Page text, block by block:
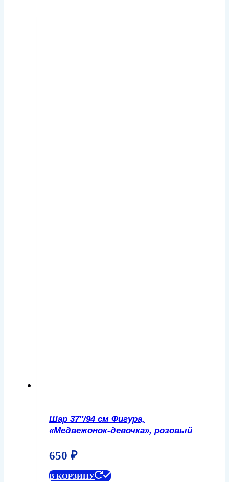
Шар 37″/94 см Фигура,
«Медвежонок-девочка», розовый
650 ₽
В КОРЗИНУ